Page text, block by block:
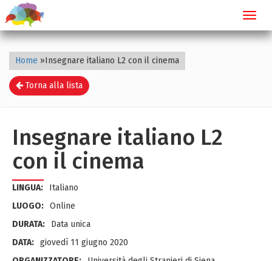
Home »Insegnare italiano L2 con il cinema
Torna alla lista
Insegnare italiano L2
con il cinema
LINGUA:
Italiano
LUOGO: Online
DURATA:
Data unica
DATA: giovedì 11 giugno 2020